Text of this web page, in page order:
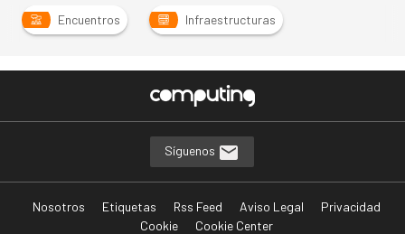
Encuentros Infraestructuras
Síguenos
Nosotros Etiquetas Rss Feed Aviso Legal
Privacidad
Cookie
Cookie Center